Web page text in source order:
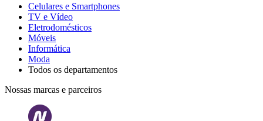
Celulares e Smartphones
TV e Vídeo
Eletrodomésticos
Móveis
Informática
Moda
Todos os departamentos
Nossas marcas e parceiros